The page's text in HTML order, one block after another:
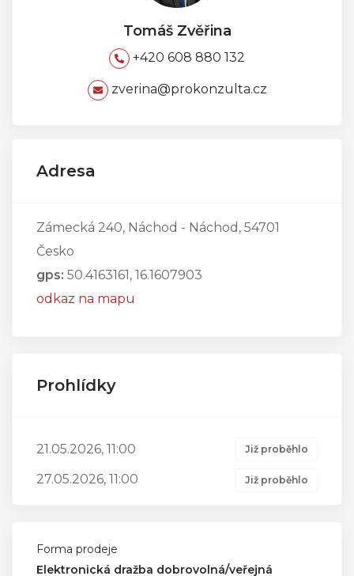
Tomáš Zvěřina
+420 608 880 132
zverina@prokonzulta.cz
Adresa
Zámecká 240, Náchod - Náchod, 54701
Česko
gps: 50.4163161, 16.1607903
odkaz na mapu
Prohlídky
21.05.2026, 11:00 Již proběhlo
27.05.2026, 11:00 Již proběhlo
Forma prodeje
Elektronická dražba dobrovolná/veřejná